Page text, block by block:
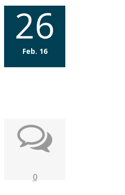
26
Feb. 16
0